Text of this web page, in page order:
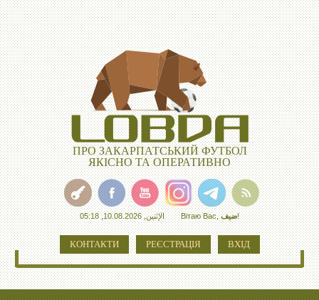
ПРО ЗАКАРПАТСЬКИЙ ФУТБОЛ
ЯКІСНО ТА ОПЕРАТИВНО
الإثنين, 10.08.2026, 05:18 Вітаю Вас,ضيف!
КОНТАКТИ РЕЄСТРАЦІЯ ВХІД